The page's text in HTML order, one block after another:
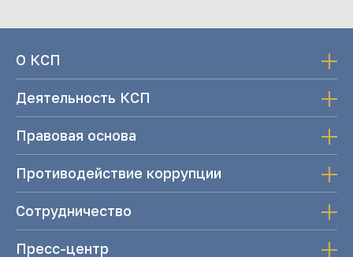
О КСП
Деятельность КСП
Правовая основа
Противодействие коррупции
Сотрудничество
Пресс-центр